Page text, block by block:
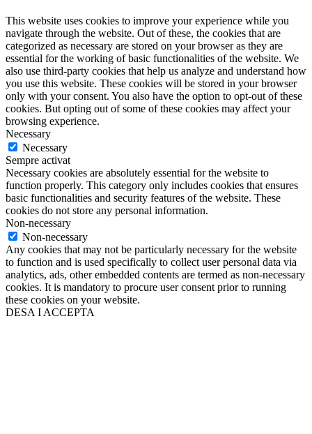
This website uses cookies to improve your experience while you
navigate through the website. Out of these, the cookies that are
categorized as necessary are stored on your browser as they are
essential for the working of basic functionalities of the website. We
also use third-party cookies that help us analyze and understand how
you use this website. These cookies will be stored in your browser
only with your consent. You also have the option to opt-out of these
cookies. But opting out of some of these cookies may affect your
browsing experience.
Necessary
Necessary
Sempre activat
Necessary cookies are absolutely essential for the website to
function properly. This category only includes cookies that ensures
basic functionalities and security features of the website. These
cookies do not store any personal information.
Non-necessary
Non-necessary
Any cookies that may not be particularly necessary for the website
to function and is used specifically to collect user personal data via
analytics, ads, other embedded contents are termed as non-necessary
cookies. It is mandatory to procure user consent prior to running
these cookies on your website.
DESA I ACCEPTA